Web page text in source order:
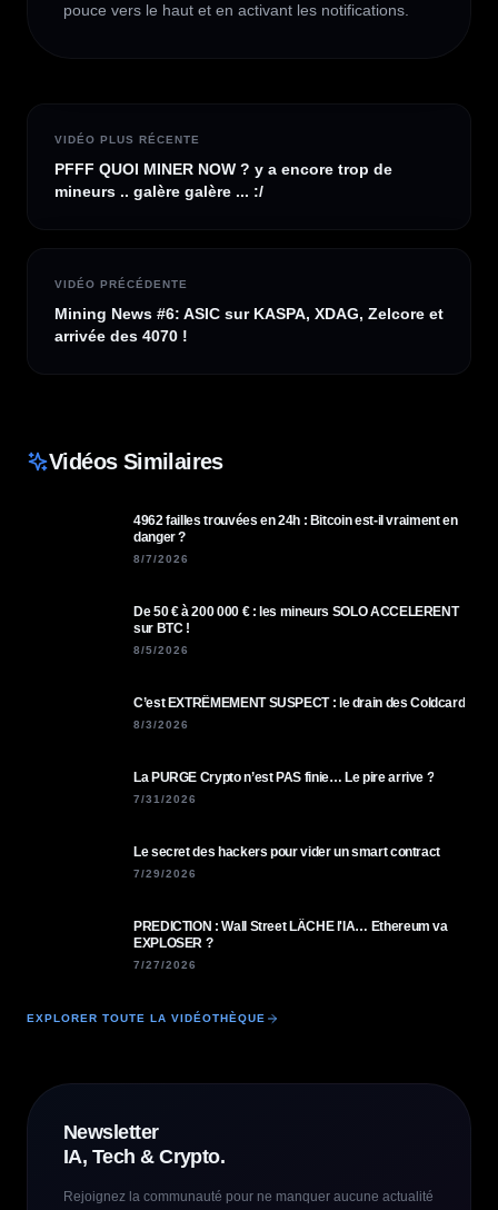
pouce vers le haut et en activant les notifications.
VIDÉO PLUS RÉCENTE
PFFF QUOI MINER NOW ? y a encore trop de
mineurs .. galère galère ... :/
VIDÉO PRÉCÉDENTE
Mining News #6: ASIC sur KASPA, XDAG, Zelcore et
arrivée des 4070 !
Vidéos Similaires
4962 failles trouvées en 24h : Bitcoin est-il vraiment en
danger ?
8/7/2026
De 50 € à 200 000 € : les mineurs SOLO ACCELERENT
sur BTC !
8/5/2026
C’est EXTRÊMEMENT SUSPECT : le drain des Coldcard
8/3/2026
La PURGE Crypto n’est PAS finie… Le pire arrive ?
7/31/2026
Le secret des hackers pour vider un smart contract
7/29/2026
PREDICTION : Wall Street LÂCHE l'IA… Ethereum va
EXPLOSER ?
7/27/2026
EXPLORER TOUTE LA VIDÉOTHÈQUE
Newsletter
IA, Tech & Crypto.
Rejoignez la communauté pour ne manquer aucune actualité